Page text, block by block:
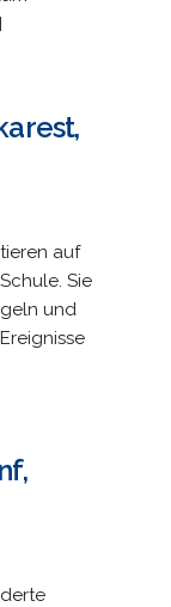
auf
Sie
und